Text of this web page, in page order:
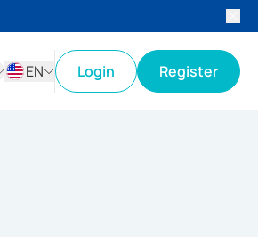
EN
Login Register